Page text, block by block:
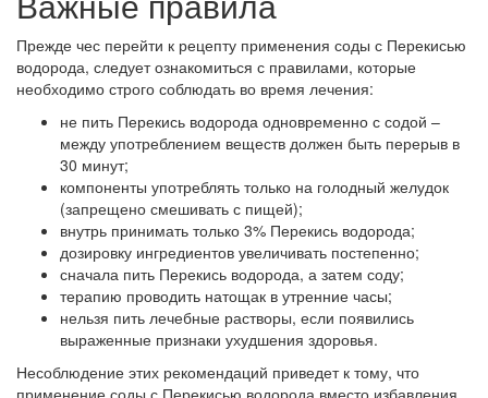
Прежде чес перейти к рецепту применения соды с Перекисью
водорода, следует ознакомиться с правилами, которые
необходимо строго соблюдать во время лечения:
не пить Перекись водорода одновременно с содой –
между употреблением веществ должен быть перерыв в
30 минут;
компоненты употреблять только на голодный желудок
(запрещено смешивать с пищей);
внутрь принимать только 3% Перекись водорода;
дозировку ингредиентов увеличивать постепенно;
сначала пить Перекись водорода, а затем соду;
терапию проводить натощак в утренние часы;
нельзя пить лечебные растворы, если появились
выраженные признаки ухудшения здоровья.
Несоблюдение этих рекомендаций приведет к тому, что
применение соды с Перекисью водорода вместо избавления